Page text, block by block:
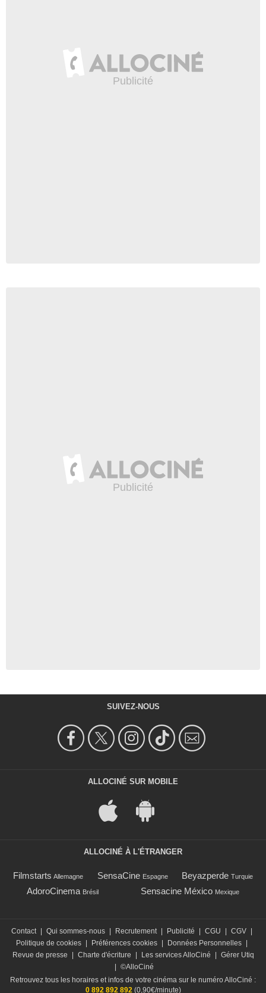
SUIVEZ-NOUS
ALLOCINÉ SUR MOBILE
ALLOCINÉ À L'ÉTRANGER
Filmstarts Allemagne SensaCine Espagne Beyazperde Turquie
AdoroCinema Brésil Sensacine México Mexique
Contact | Qui sommes-nous | Recrutement | Publicité | CGU | CGV |
Politique de cookies | Préférences cookies | Données Personnelles |
Revue de presse
| Charte d'écriture | Les services AlloCiné | Gérer Utiq
| ©AlloCiné
Retrouvez tous les horaires et infos de votre cinéma sur le numéro AlloCiné :
0 892 892 892(0,90€/minute)